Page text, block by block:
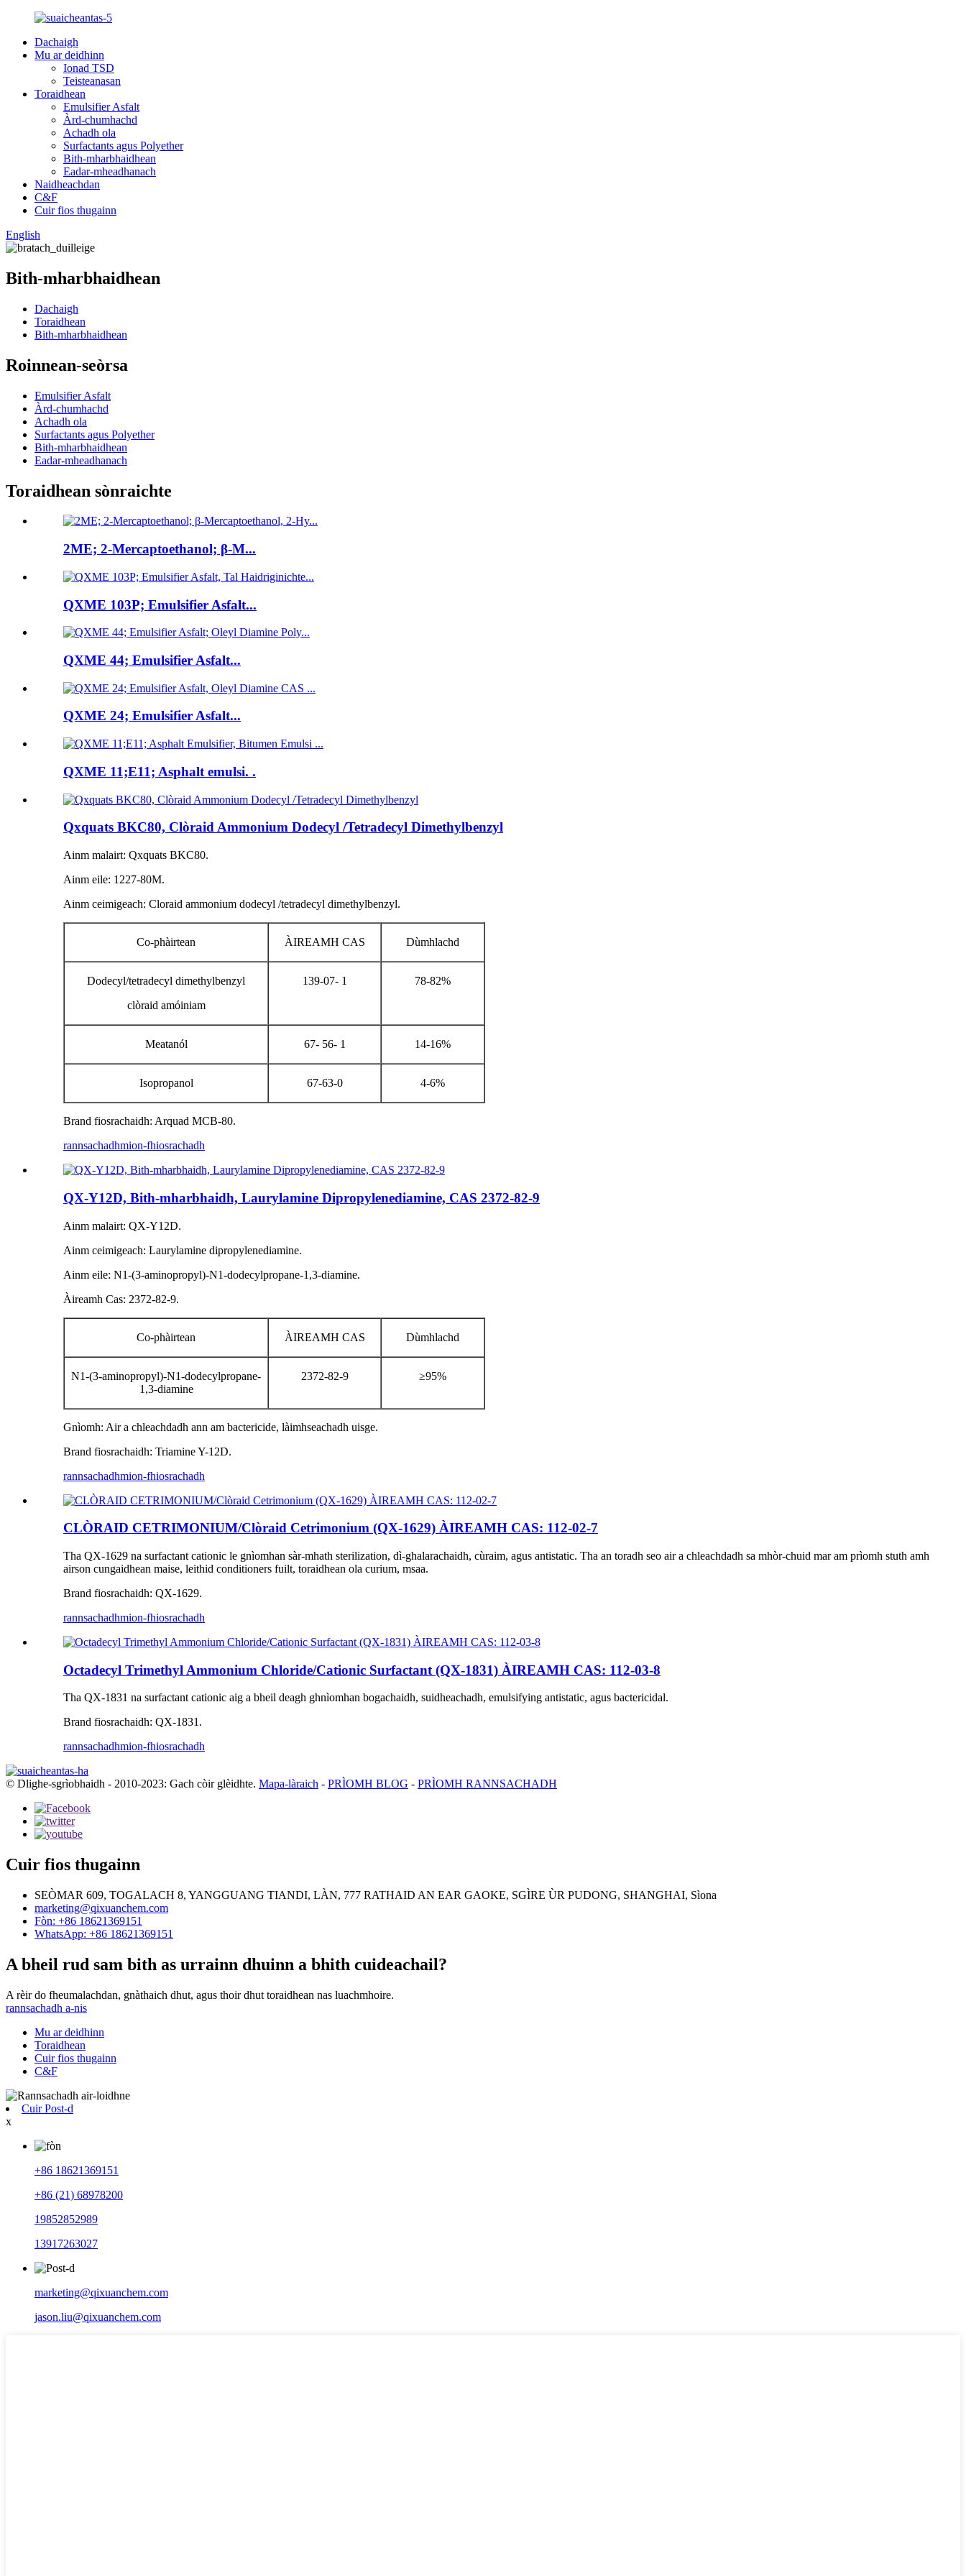
Dachaigh
Mu ar deidhinn
Ionad TSD
Teisteanasan
Toraidhean
Emulsifier Asfalt
Àrd-chumhachd
Achadh ola
Surfactants agus Polyether
Bith-mharbhaidhean
Eadar-mheadhanach
Naidheachdan
C&F
Cuir fios thugainn
English
Bith-mharbhaidhean
Dachaigh
Toraidhean
Bith-mharbhaidhean
Roinnean-seòrsa
Emulsifier Asfalt
Àrd-chumhachd
Achadh ola
Surfactants agus Polyether
Bith-mharbhaidhean
Eadar-mheadhanach
Toraidhean sònraichte
2ME; 2-Mercaptoethanol; β-M...
QXME 103P; Emulsifier Asfalt...
QXME 44; Emulsifier Asfalt...
QXME 24; Emulsifier Asfalt...
QXME 11;E11; Asphalt emulsi. .
Qxquats BKC80, Clòraid Ammonium Dodecyl /Tetradecyl Dimethylbenzyl
Ainm malairt: Qxquats BKC80.
Ainm eile: 1227-80M.
Ainm ceimigeach: Cloraid ammonium dodecyl /tetradecyl dimethylbenzyl.
Co-phàirtean ÀIREAMH CAS Dùmhlachd
Dodecyl/tetradecyl dimethylbenzyl
clòraid amóiniam
139-07- 1 78-82%
Meatanól 67- 56- 1 14-16%
Isopropanol 67-63-0 4-6%
Brand fiosrachaidh: Arquad MCB-80.
rannsachadhmion-fhiosrachadh
QX-Y12D, Bith-mharbhaidh, Laurylamine Dipropylenediamine, CAS 2372-82-9
Ainm malairt: QX-Y12D.
Ainm ceimigeach: Laurylamine dipropylenediamine.
Ainm eile: N1-(3-aminopropyl)-N1-dodecylpropane-1,3-diamine.
Àireamh Cas: 2372-82-9.
Co-phàirtean ÀIREAMH CAS Dùmhlachd
N1-(3-aminopropyl)-N1-dodecylpropane-
1,3-diamine
2372-82-9 ≥95%
Gnìomh: Air a chleachdadh ann am bactericide, làimhseachadh uisge.
Brand fiosrachaidh: Triamine Y-12D.
rannsachadhmion-fhiosrachadh
CLÒRAID CETRIMONIUM/Clòraid Cetrimonium (QX-1629) ÀIREAMH CAS: 112-02-7
Tha QX-1629 na surfactant cationic le gnìomhan sàr-mhath sterilization, dì-ghalarachaidh, cùraim, agus antistatic. Tha an toradh seo air a chleachdadh sa mhòr-chuid mar am prìomh stuth amh
airson cungaidhean maise, leithid conditioners fuilt, toraidhean ola curium, msaa.
Brand fiosrachaidh: QX-1629.
rannsachadhmion-fhiosrachadh
Octadecyl Trimethyl Ammonium Chloride/Cationic Surfactant (QX-1831) ÀIREAMH CAS: 112-03-8
Tha QX-1831 na surfactant cationic aig a bheil deagh ghnìomhan bogachaidh, suidheachadh, emulsifying antistatic, agus bactericidal.
Brand fiosrachaidh: QX-1831.
rannsachadhmion-fhiosrachadh
© Dlighe-sgrìobhaidh - 2010-2023: Gach còir glèidhte. Mapa-làraich - PRÌOMH BLOG - PRÌOMH RANNSACHADH
Cuir fios thugainn
SEÒMAR 609, TOGALACH 8, YANGGUANG TIANDI, LÀN, 777 RATHAID AN EAR GAOKE, SGÌRE ÙR PUDONG, SHANGHAI, Sìona
marketing@qixuanchem.com
Fòn: +86 18621369151
WhatsApp: +86 18621369151
A bheil rud sam bith as urrainn dhuinn a bhith cuideachail?
A rèir do fheumalachdan, gnàthaich dhut, agus thoir dhut toraidhean nas luachmhoire.
rannsachadh a-nis
Mu ar deidhinn
Toraidhean
Cuir fios thugainn
C&F
Cuir Post-d
x
+86 18621369151
+86 (21) 68978200
19852852989
13917263027
marketing@qixuanchem.com
jason.liu@qixuanchem.com